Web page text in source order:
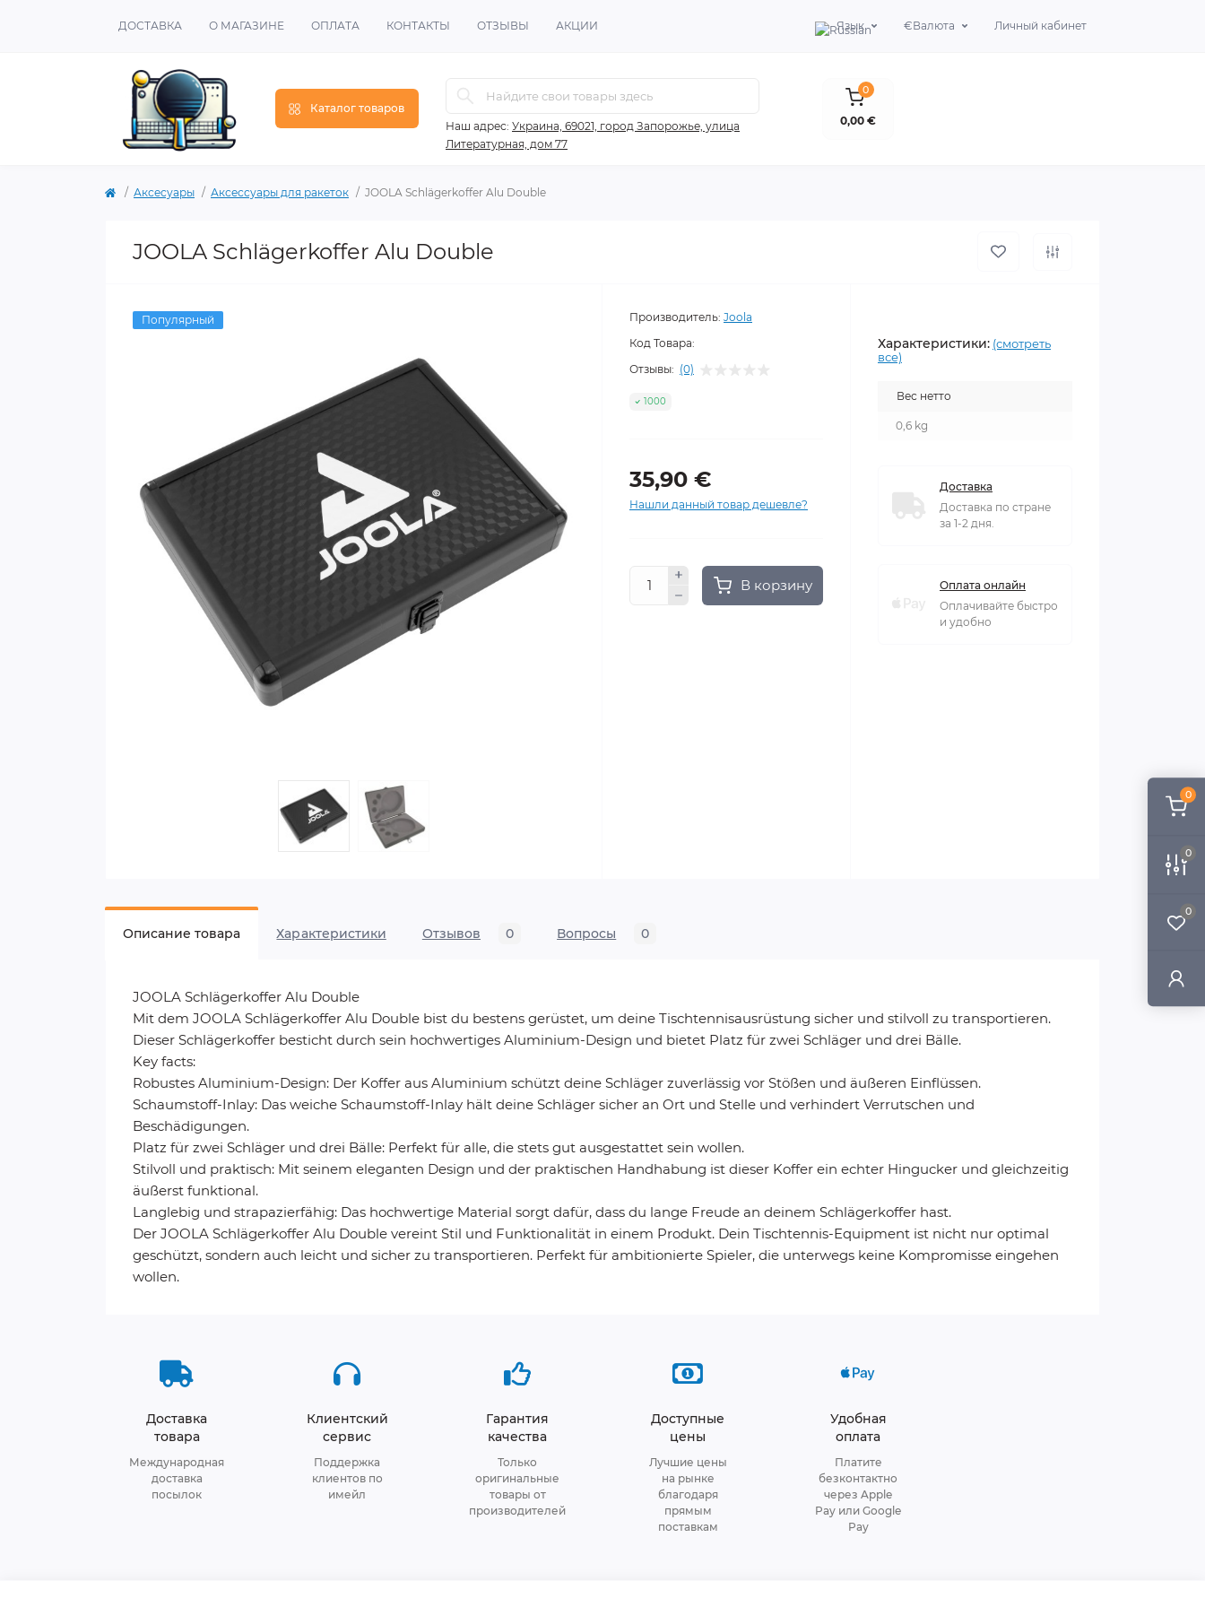
0
0
0
ДОСТАВКА О МАГАЗИНЕ ОПЛАТА КОНТАКТЫ ОТЗЫВЫ АКЦИИ Язык €Валюта Личный кабинет
Каталог товаров
Наш адрес: Украина, 69021, город Запорожье, улица
Литературная, дом 77
0
0,00 €
Аксесуары Аксессуары для ракеток JOOLA Schlägerkoffer Alu Double
JOOLA Schlägerkoffer Alu Double
Популярный Производитель: Joola
Код Товара:
Отзывы: (0)
1000
35,90 €
Нашли данный товар дешевле?
В корзину
Характеристики: (смотреть
все)
Вес нетто
0,6 kg
Доставка
Доставка по стране
за 1-2 дня.
Оплата онлайн
Оплачивайте быстро
и удобно
Описание товара Характеристики Отзывов 0 Вопросы 0
JOOLA Schlägerkoffer Alu Double
Mit dem JOOLA Schlägerkoffer Alu Double bist du bestens gerüstet, um deine Tischtennisausrüstung sicher und stilvoll zu transportieren.
Dieser Schlägerkoffer besticht durch sein hochwertiges Aluminium-Design und bietet Platz für zwei Schläger und drei Bälle.
Key facts:
Robustes Aluminium-Design: Der Koffer aus Aluminium schützt deine Schläger zuverlässig vor Stößen und äußeren Einflüssen.
Schaumstoff-Inlay: Das weiche Schaumstoff-Inlay hält deine Schläger sicher an Ort und Stelle und verhindert Verrutschen und
Beschädigungen.
Platz für zwei Schläger und drei Bälle: Perfekt für alle, die stets gut ausgestattet sein wollen.
Stilvoll und praktisch: Mit seinem eleganten Design und der praktischen Handhabung ist dieser Koffer ein echter Hingucker und gleichzeitig
äußerst funktional.
Langlebig und strapazierfähig: Das hochwertige Material sorgt dafür, dass du lange Freude an deinem Schlägerkoffer hast.
Der JOOLA Schlägerkoffer Alu Double vereint Stil und Funktionalität in einem Produkt. Dein Tischtennis-Equipment ist nicht nur optimal
geschützt, sondern auch leicht und sicher zu transportieren. Perfekt für ambitionierte Spieler, die unterwegs keine Kompromisse eingehen
wollen.
Доставка
товара
Международная
доставка
посылок
Клиентский
сервис
Поддержка
клиентов по
имейл
Гарантия
качества
Только
оригинальные
товары от
производителей
Доступные
цены
Лучшие цены
на рынке
благодаря
прямым
поставкам
Удобная
оплата
Платите
безконтактно
через Apple
Pay или Google
Pay